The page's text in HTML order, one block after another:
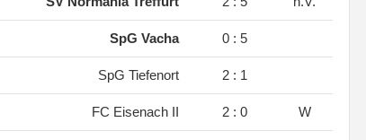
SpG Vacha 0 : 5
SpG Tiefenort 2 : 1
FC Eisenach II 2 : 0 W